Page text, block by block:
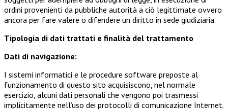
ordini provenienti da pubbliche autorità a ciò legittimate ovvero
ancora per fare valere o difendere un diritto in sede giudiziaria.
Tipologia di dati trattati e finalità del trattamento
Dati di navigazione:
I sistemi informatici e le procedure software preposte al
funzionamento di questo sito acquisiscono, nel normale
esercizio, alcuni dati personali che vengono poi trasmessi
implicitamente nell’uso dei protocolli di comunicazione Internet.